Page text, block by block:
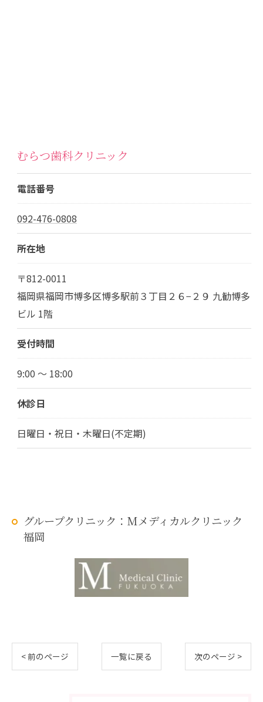
むらつ歯科クリニック
電話番号
092-476-0808
所在地
〒812-0011
福岡県福岡市博多区博多駅前３丁目２６−２９ 九勧博多
ビル 1階
受付時間
9:00 ～ 18:00
休診日
日曜日・祝日・木曜日(不定期)
グループクリニック：Mメディカルクリニック
福岡
< 前のページ 一覧に戻る 次のページ >